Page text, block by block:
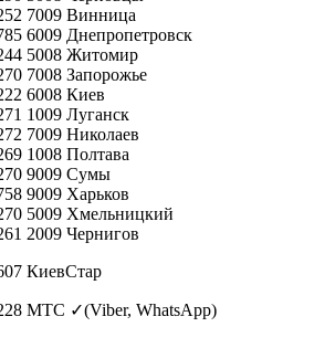
7009 Винница
6009 Днепропетровск
5008 Житомир
7008 Запорожье
6008 Киев
1009 Луганск
7009 Николаев
1008 Полтава
9009 Сумы
9009 Харьков
5009 Хмельницкий
2009 Чернигов
КиевСтар
МТС ✓(Viber, WhatsApp)